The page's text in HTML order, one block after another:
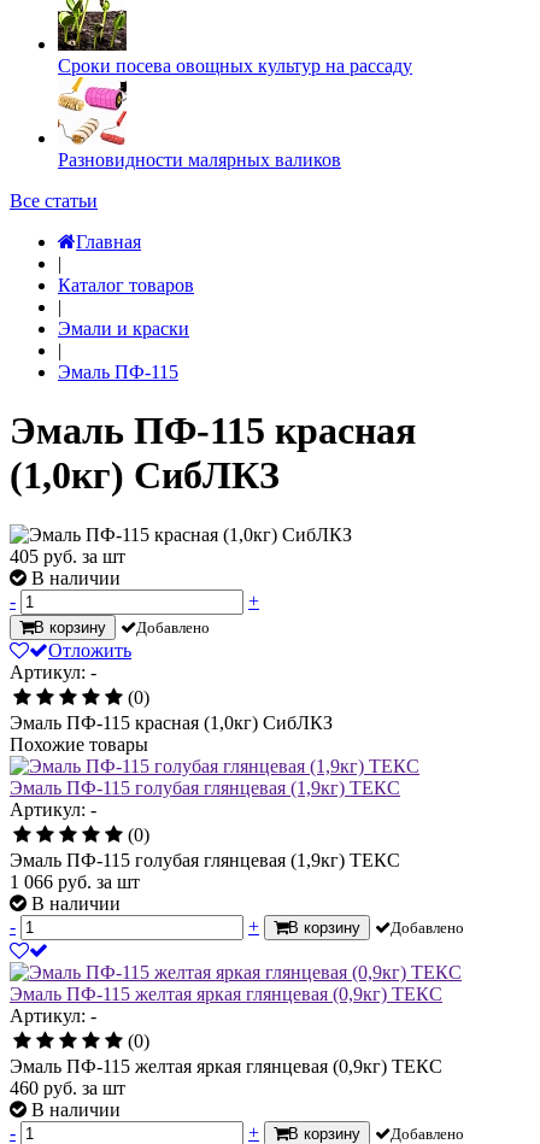
Сроки посева овощных культур на рассаду
Разновидности малярных валиков
Все статьи
Главная
|
Каталог товаров
|
Эмали и краски
|
Эмаль ПФ-115
Эмаль ПФ-115 красная
(1,0кг) СибЛКЗ
405 руб. за шт
В наличии
-
+
В корзину Добавлено
Отложить
Артикул: -
(0)
Эмаль ПФ-115 красная (1,0кг) СибЛКЗ
Похожие товары
Эмаль ПФ-115 голубая глянцевая (1,9кг) ТЕКС
Артикул: -
(0)
Эмаль ПФ-115 голубая глянцевая (1,9кг) ТЕКС
1 066 руб. за шт
В наличии
-
+ В корзину Добавлено
Эмаль ПФ-115 желтая яркая глянцевая (0,9кг) ТЕКС
Артикул: -
(0)
Эмаль ПФ-115 желтая яркая глянцевая (0,9кг) ТЕКС
460 руб. за шт
В наличии
-
+ В корзину Добавлено